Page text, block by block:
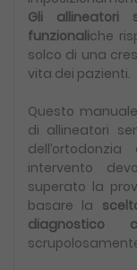
Gli allineatori
funzionaliche
solco di una
vita dei pazienti.
Questo
di allineatori
intervento
superato la
basare la
diagnostico